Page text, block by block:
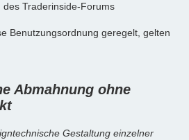
Traderinside-Forums
Benutzungsordnung geregelt, gelten
Abmahnung ohne
Gestaltung einzelner